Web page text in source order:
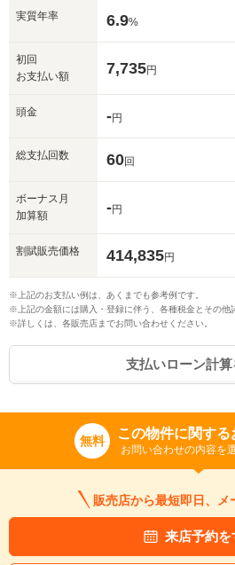
実質年率 6.9%
初回
お支払い額
7,735円
頭金 -円
総支払回数 60回
ボーナス月
加算額
-円
割賦販売価格 414,835円
※上記のお支払い例は、あくまでも参考例です。
※上記の金額には購入・登録に伴う、各種税金とその他
※詳しくは、各販売店までお問い合わせください。
支払いローン計算
無料 この物件に関す
お問い合わせの内容を
販売店から最短即日、メ
来店予約を